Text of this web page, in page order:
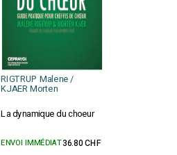
RIGTRUP Malene /
KJAER Morten
La dynamique du choeur
ENVOI IMMÉDIAT36.80 CHF